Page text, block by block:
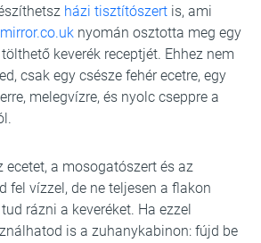
házi tisztítószert is, ami
mirror.co.uk nyomán osztotta meg egy
keverék receptjét. Ehhez nem
csak egy csésze fehér ecetre, egy
melegvízre, és nyolc cseppre a
a mosogatószert és az
fel vízzel, de ne teljesen a flakon
rázni a keveréket. Ha ezzel
is a zuhanykabinon: fújd be